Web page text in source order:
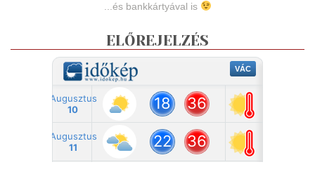
...és bankkártyával is
ELŐREJELZÉS